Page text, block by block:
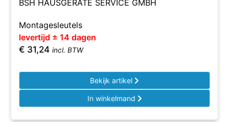
BSH HAUSGERÄTE SERVICE GMBH
Montagesleutels
levertijd ± 14 dagen
€ 31,24 incl. BTW
Bekijk artikel
In winkelmand